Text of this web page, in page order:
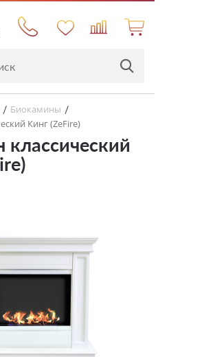
/ Биокамины /
Кинг (ZeFire)
классический